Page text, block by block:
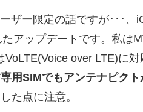
ザー限定の話ですが･･･、
アップデートです。私は
over LTE)に対
用SIMでもアンテナピク
た点に注意。